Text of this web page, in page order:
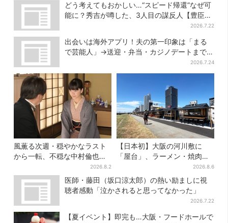
どう考えてもおかしい…“スピード帰還”なぜ可
能に？秀吉が噂した、3人目の謀反人【豊臣兄
2026.7.22
出会いは海外アプリ！夫の第一印象は「まる
で芸能人」→送迎・弁当・カジノデートまで…
2026.7.24
風薫る次週・穏やかなラスト
から一転、不穏な中村倫也の
登場に視聴者期待「いよいよ
登場だ」
2026.8.2
【日本初】大阪の河川敷に
「屋台」、ラーメン・焼肉・
しゃぶしゃぶ・カフェまで…
22店舗がオープン
2026.8.6
医師・藤田（坂口涼太郎）の熱い励ましに視
聴者感動「泣かされると思ってなかった」
2026.7.22
【夏イベント】即完も…大阪・フードホールで